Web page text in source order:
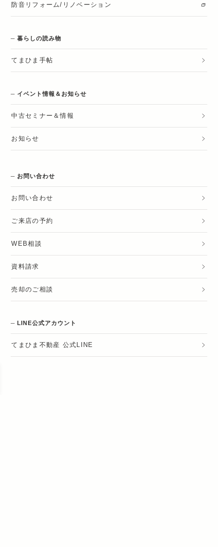
防音リフォーム/リノベーション
暮らしの読み物
てまひま手帖
イベント情報＆お知らせ
中古セミナー＆情報
お知らせ
お問い合わせ
お問い合わせ
ご来店の予約
WEB相談
資料請求
売却のご相談
LINE公式アカウント
てまひま不動産 公式LINE